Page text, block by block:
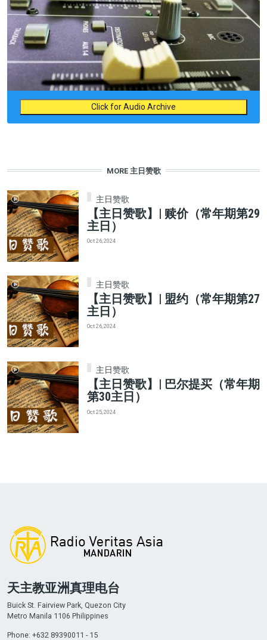
Click for Audio Archive
MORE 主日赞歌
主日赞歌
【主日赞歌】| 赎价（常年期第29
主日）
Oct 26, 2024
主日赞歌
【主日赞歌】| 盟约（常年期第27
主日）
Oct 26, 2024
主日赞歌
【主日赞歌】| 巴尔提买（常年期
第30主日）
Oct 25, 2024
天主教亚洲真理电台
Buick St. Fairview Park, Quezon City
Metro Manila 1106 Philippines
Phone: +632 89390011 - 15